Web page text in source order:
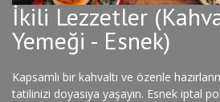
İkili Lezzetler
Yemeği - Esnek)
Kapsamlı bir kahvaltı ve özenle
tatilinizi doyasıya yaşayın. Esnek iptal